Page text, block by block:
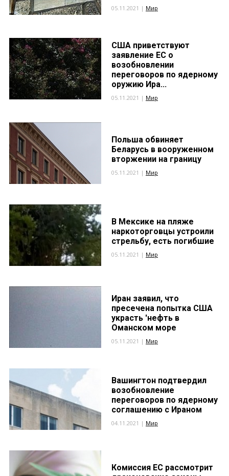
05.11.2021 | Мир
США приветствуют
заявление ЕС о
возобновлении
переговоров по ядерному
оружию Ира...
05.11.2021 | Мир
Польша обвиняет
Беларусь в вооруженном
вторжении на границу
05.11.2021 | Мир
В Мексике на пляже
наркоторговцы устроили
стрельбу, есть погибшие
05.11.2021 | Мир
Иран заявил, что
пресечена попытка США
украсть 'нефть в
Оманском море
05.11.2021 | Мир
Вашингтон подтвердил
возобновление
переговоров по ядерному
соглашению с Ираном
04.11.2021 | Мир
Комиссия ЕС рассмотрит